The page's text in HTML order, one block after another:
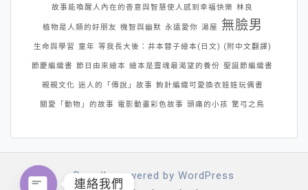
故事能喚醒人內在的善意與智慧使人感到幸福快樂 林良
植物是人類的好朋友 機智與幽默 永遠愛你 湯屋 無臉男
生命與學習 童年 等我長大後：井本蓉子繪本(日文) (附中文翻譯)
節慶編織書 節日由來繪本 繪本是靈魂最渴望的養份 聖誕節編織書
親親文化 迷人的「傳說」故事 鉤針編織可愛換衣娃娃玩偶書
關愛「動物」的故事 電影動畫彩色故事 頭痛的小孩 驚弓之鳥
Proudly powered by WordPress
連絡我們